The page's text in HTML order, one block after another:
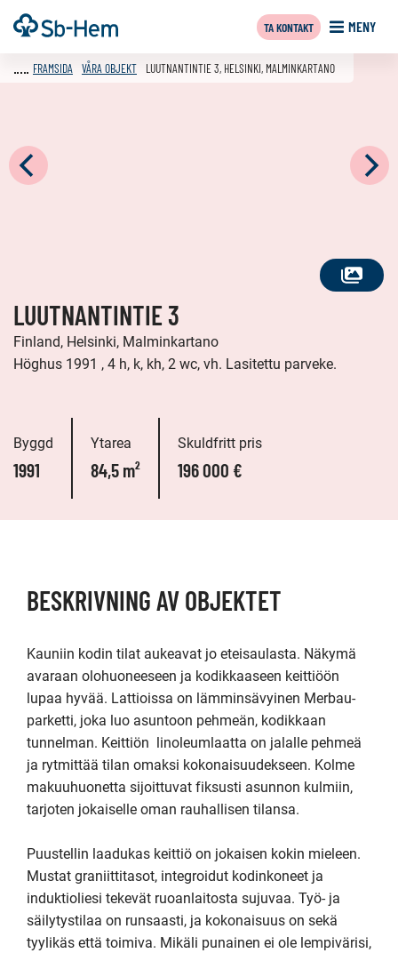
Till
innehållet
Framsida MENY
TA KONTAKT
SE
FRAMSIDA VÅRA OBJEKT LUUTNANTINTIE 3, HELSINKI, MALMINKARTANO
LUUTNANTINTIE 3
Finland, Helsinki, Malminkartano
Höghus 1991 , 4 h, k, kh, 2 wc, vh. Lasitettu parveke.
Byggd
1991
Ytarea
84,5 m²
Skuldfritt pris
196 000 €
BESKRIVNING AV OBJEKTET
Kauniin kodin tilat aukeavat jo eteisaulasta. Näkymä
avaraan olohuoneeseen ja kodikkaaseen keittiöön
lupaa hyvää. Lattioissa on lämminsävyinen Merbau-
parketti, joka luo asuntoon pehmeän, kodikkaan
tunnelman. Keittiön  linoleumlaatta on jalalle pehmeä
ja rytmittää tilan omaksi kokonaisuudekseen. Kolme
makuuhuonetta sijoittuvat fiksusti asunnon kulmiin,
tarjoten jokaiselle oman rauhallisen tilansa.
Puustellin laadukas keittiö on jokaisen kokin mieleen.
Mustat graniittitasot, integroidut kodinkoneet ja
induktioliesi tekevät ruoanlaitosta sujuvaa. Työ- ja
säilytystilaa on runsaasti, ja kokonaisuus on sekä
tyylikäs että toimiva. Mikäli punainen ei ole lempivärisi,